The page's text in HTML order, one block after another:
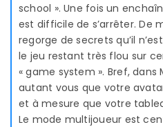
school ». Une fois un
est difficile de s’arrêter. De
regorge de secrets qu’il
le jeu restant très flou sur
« game system ». Bref,
autant vous que votre
et à mesure que votre
Le mode multijoueur est